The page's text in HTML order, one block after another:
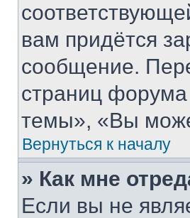
вам придётся
сообщение.
страниц
темы», «Вы
Вернуться к началу
» Как мне
Если вы не